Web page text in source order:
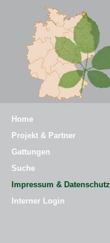
Home
Projekt & Partner
Gattungen
Suche
Impressum & Datenschutz
Interner Login